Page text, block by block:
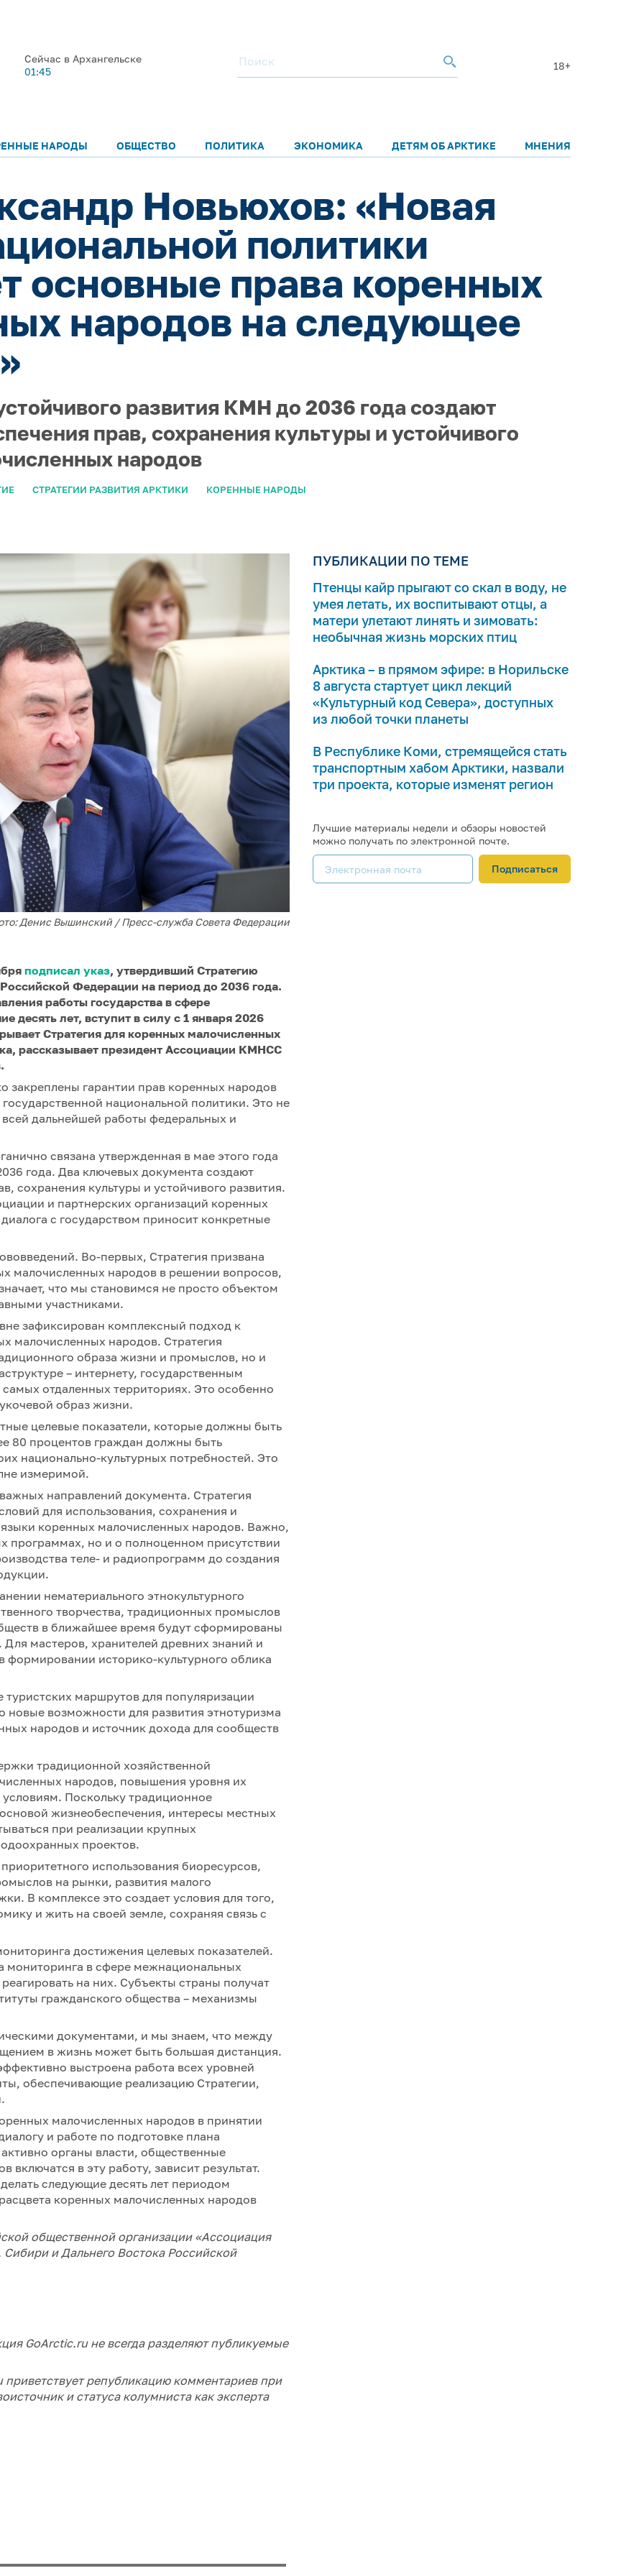
Сейчас в Архангельске
01:45
18+
НАРОДЫ ОБЩЕСТВО ПОЛИТИКА ЭКОНОМИКА ДЕТЯМ ОБ АРКТИКЕ МНЕНИЯ
Новьюхов: «Новая
политики
основные права коренных
народов на следующее
развития КМН до 2036 года создают
прав, сохранения культуры и устойчивого
народов
СТРАТЕГИИ РАЗВИТИЯ АРКТИКИ КОРЕННЫЕ НАРОДЫ
Денис Вышинский / Пресс-служба Совета Федерации
подписал указ, утвердивший Стратегию
Федерации на период до 2036 года.
работы государства в сфере
лет, вступит в силу с 1 января 2026
Стратегия для коренных малочисленных
рассказывает президент Ассоциации КМНСС
закреплены гарантии прав коренных народов
национальной политики. Это не
дальнейшей работы федеральных и
связана утвержденная в мае этого года
года. Два ключевых документа создают
сохранения культуры и устойчивого развития.
и партнерских организаций коренных
с государством приносит конкретные
Во-первых, Стратегия призвана
малочисленных народов в решении вопросов,
что мы становимся не просто объектом
участниками.
зафиксирован комплексный подход к
малочисленных народов. Стратегия
образа жизни и промыслов, но и
– интернету, государственным
отдаленных территориях. Это особенно
образ жизни.
целевые показатели, которые должны быть
80 процентов граждан должны быть
национально-культурных потребностей. Это
измеримой.
направлений документа. Стратегия
для использования, сохранения и
коренных малочисленных народов. Важно,
программах, но и о полноценном присутствии
теле- и радиопрограмм до создания
нематериального этнокультурного
творчества, традиционных промыслов
в ближайшее время будут сформированы
мастеров, хранителей древних знаний и
формировании историко-культурного облика
маршрутов для популяризации
новые возможности для развития этнотуризма
народов и источник дохода для сообществ
традиционной хозяйственной
народов, повышения уровня их
Поскольку традиционное
жизнеобеспечения, интересы местных
при реализации крупных
проектов.
использования биоресурсов,
на рынки, развития малого
В комплексе это создает условия для того,
и жить на своей земле, сохраняя связь с
достижения целевых показателей.
мониторинга в сфере межнациональных
на них. Субъекты страны получат
гражданского общества – механизмы
документами, и мы знаем, что между
в жизнь может быть большая дистанция.
выстроена работа всех уровней
обеспечивающие реализацию Стратегии,
малочисленных народов в принятии
и работе по подготовке плана
органы власти, общественные
в эту работу, зависит результат.
следующие десять лет периодом
коренных малочисленных народов
общественной организации «Ассоциация
и Дальнего Востока Российской
GoArctic.ru не всегда разделяют публикуемые
републикацию комментариев при
и статуса колумниста как эксперта
ПУБЛИКАЦИИ ПО ТЕМЕ
Птенцы кайр прыгают со скал в воду, не
умея летать, их воспитывают отцы, а
матери улетают линять и зимовать:
необычная жизнь морских птиц
Арктика – в прямом эфире: в Норильске
8 августа стартует цикл лекций
«Культурный код Севера», доступных
из любой точки планеты
В Республике Коми, стремящейся стать
транспортным хабом Арктики, назвали
три проекта, которые изменят регион
Лучшие материалы недели и обзоры новостей
можно получать по электронной почте.
Подписаться